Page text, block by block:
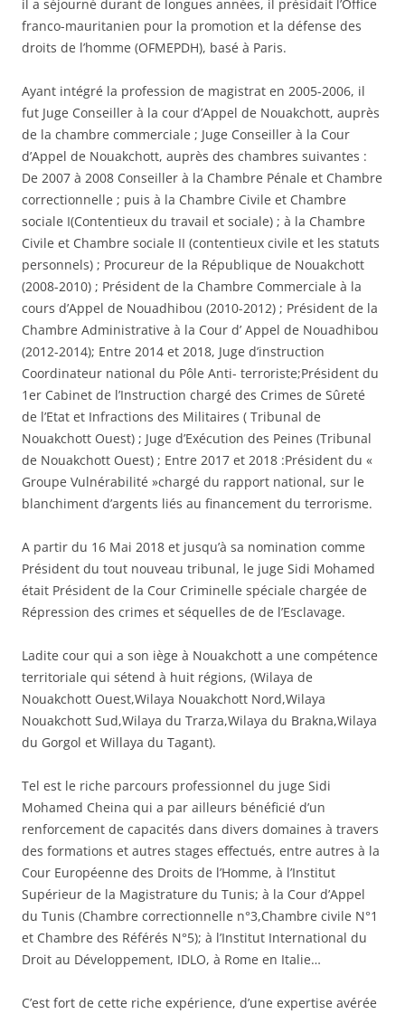
il a séjourné durant de longues années, il présidait l’Office
franco-mauritanien pour la promotion et la défense des
droits de l’homme (OFMEPDH), basé à Paris.
Ayant intégré la profession de magistrat en 2005-2006, il
fut Juge Conseiller à la cour d’Appel de Nouakchott, auprès
de la chambre commerciale ; Juge Conseiller à la Cour
d’Appel de Nouakchott, auprès des chambres suivantes :
De 2007 à 2008 Conseiller à la Chambre Pénale et Chambre
correctionnelle ; puis à la Chambre Civile et Chambre
sociale I(Contentieux du travail et sociale) ; à la Chambre
Civile et Chambre sociale II (contentieux civile et les statuts
personnels) ; Procureur de la République de Nouakchott
(2008-2010) ; Président de la Chambre Commerciale à la
cours d’Appel de Nouadhibou (2010-2012) ; Président de la
Chambre Administrative à la Cour d’ Appel de Nouadhibou
(2012-2014); Entre 2014 et 2018, Juge d’instruction
Coordinateur national du Pôle Anti- terroriste;Président du
1er Cabinet de l’Instruction chargé des Crimes de Sûreté
de l’Etat et Infractions des Militaires ( Tribunal de
Nouakchott Ouest) ; Juge d’Exécution des Peines (Tribunal
de Nouakchott Ouest) ; Entre 2017 et 2018 :Président du «
Groupe Vulnérabilité »chargé du rapport national, sur le
blanchiment d’argents liés au financement du terrorisme.
A partir du 16 Mai 2018 et jusqu’à sa nomination comme
Président du tout nouveau tribunal, le juge Sidi Mohamed
était Président de la Cour Criminelle spéciale chargée de
Répression des crimes et séquelles de de l’Esclavage.
Ladite cour qui a son iège à Nouakchott a une compétence
territoriale qui sétend à huit régions, (Wilaya de
Nouakchott Ouest,Wilaya Nouakchott Nord,Wilaya
Nouakchott Sud,Wilaya du Trarza,Wilaya du Brakna,Wilaya
du Gorgol et Willaya du Tagant).
Tel est le riche parcours professionnel du juge Sidi
Mohamed Cheina qui a par ailleurs bénéficié d’un
renforcement de capacités dans divers domaines à travers
des formations et autres stages effectués, entre autres à la
Cour Européenne des Droits de l’Homme, à l’Institut
Supérieur de la Magistrature du Tunis; à la Cour d’Appel
du Tunis (Chambre correctionnelle n°3,Chambre civile N°1
et Chambre des Référés N°5); à l’Institut International du
Droit au Développement, IDLO, à Rome en Italie…
C’est fort de cette riche expérience, d’une expertise avérée